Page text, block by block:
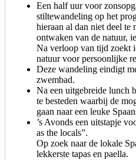
Een half uur voor
stiltewandeling op het
hieraan al dan niet deel te
ontwaken van de natuur,
Na verloop van tijd zoekt
natuur voor persoonlijke
Deze wandeling eindigt
zwembad.
Na een uitgebreide lunch
te besteden waarbij de
gaan naar een leuke
’s Avonds een uitstapje
as the locals”.
Op zoek naar de lokale
lekkerste tapas en paella.